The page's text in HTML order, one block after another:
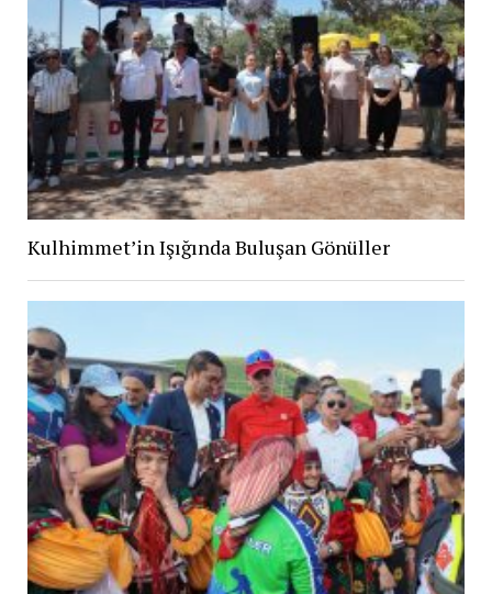
Kulhimmet’in Işığında Buluşan Gönüller